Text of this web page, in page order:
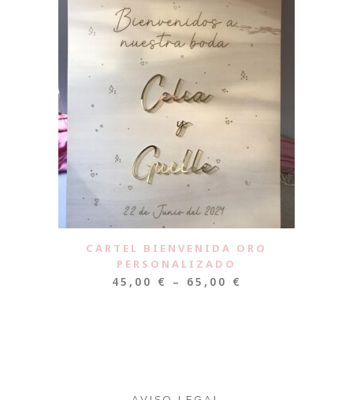
CARTEL BIENVENIDA ORO
PERSONALIZADO
45,00 € – 65,00 €